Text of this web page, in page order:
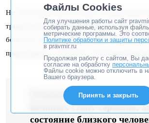
Не стоит допускать плоских утешительных
тривиальных подбадриваний («Все будет
бояться»). Нужно избегать фраз «Возьми
придумывай», «Ты просто себя
Относиться к
больных стоит серьезно,
состояние близкого
Файлы Cookies
Для улучшения работы сайт
собирать данные, используя
метрические программы. Это
Политике обработки и защиты
в pravmir.ru
Продолжая работу с сайтом, Вы
согласие на обработку
Файлы cookie можно отключить в
Вашего браузера.
Принять и закрыть